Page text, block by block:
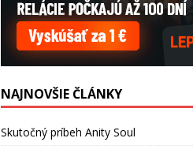
NAJNOVŠIE ČLÁNKY
Skutočný príbeh Anity Soul